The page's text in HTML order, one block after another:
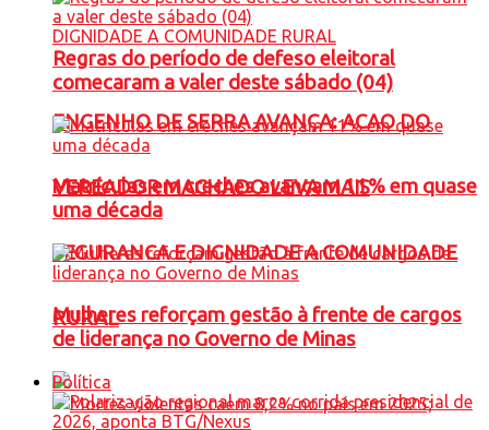
ENGENHO DE SERRA AVANÇA: ACAO DO
VEREADOR MACHADO LEVA MAIS
SEGURANCA E DIGNIDADE A COMUNIDADE
RURAL
Regras do período de defeso eleitoral
comecaram a valer deste sábado (04)
Matrículas em creches avançam 11% em quase
uma década
Mulheres reforçam gestão à frente de cargos
de liderança no Governo de Minas
Política